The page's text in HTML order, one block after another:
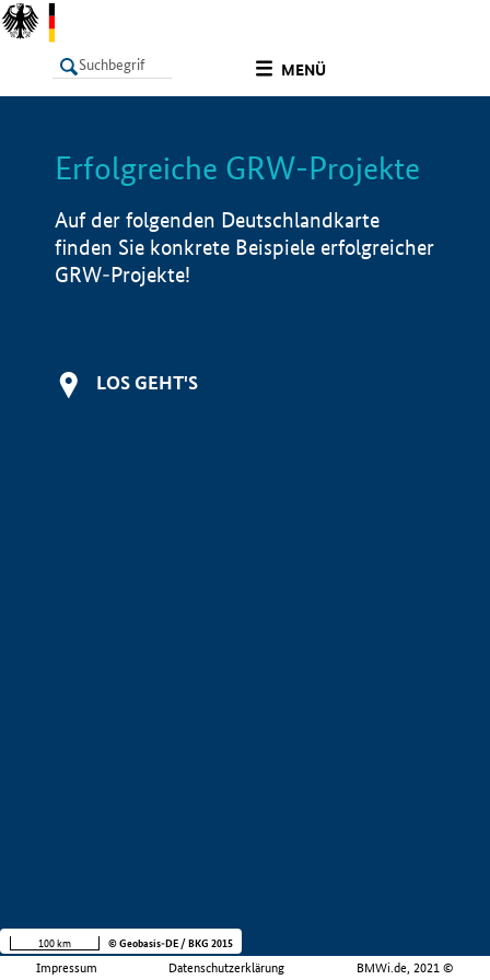
MENÜ
LISTE Info
Erfolgreiche GRW-Projekte
Auf der folgenden Deutschlandkarte
finden Sie konkrete Beispiele erfolgreicher
GRW-Projekte!
LOS GEHT'S
Impressum Datenschutzerklärung BMWi.de, 2021 ©
100 km © Geobasis-DE / BKG 2015